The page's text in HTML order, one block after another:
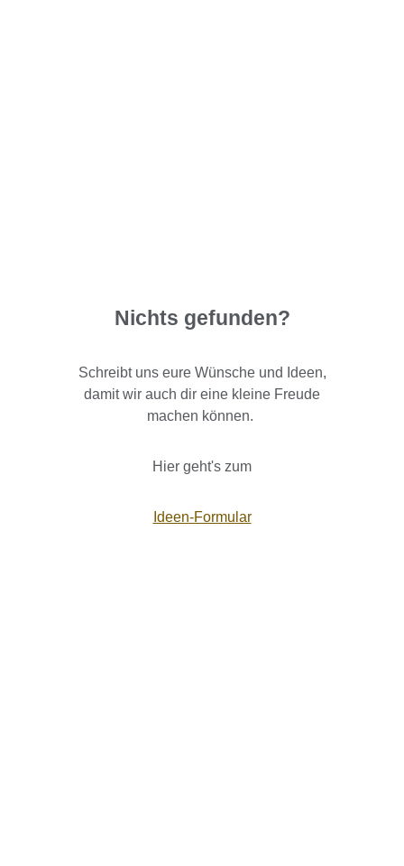
Nichts gefunden?
Schreibt uns eure Wünsche und Ideen,
damit wir auch dir eine kleine Freude
machen können.
Hier geht's zum
Ideen-Formular